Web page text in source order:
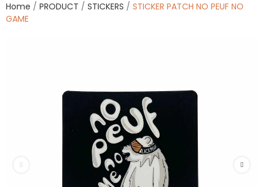
Home PRODUCT STICKERS
STICKER PATCH NO PEUF NO
GAME